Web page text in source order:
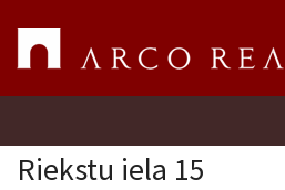
Riekstu iela 15